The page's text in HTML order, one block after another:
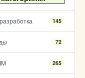
145
72
265